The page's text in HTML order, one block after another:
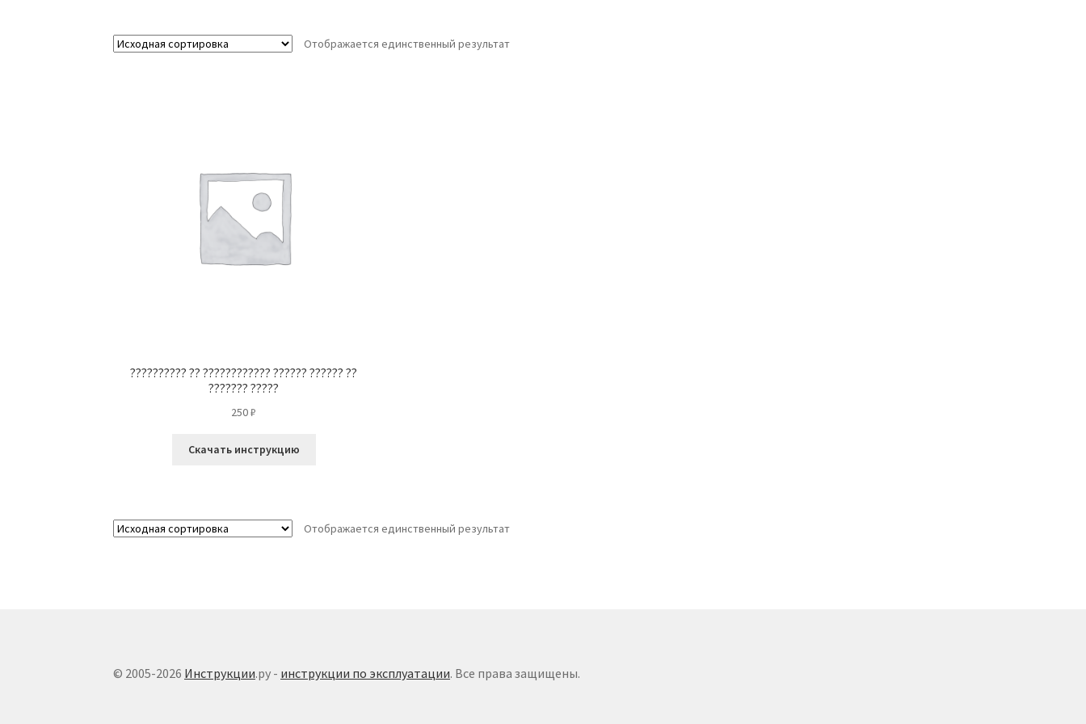
Отображается единственный результат
?????????? ?? ???????????? ?????? ?????? ??
??????? ?????
250₽
Скачать инструкцию
Отображается единственный результат
© 2005-2026 Инструкции.ру - инструкции по эксплуатации. Все права защищены.